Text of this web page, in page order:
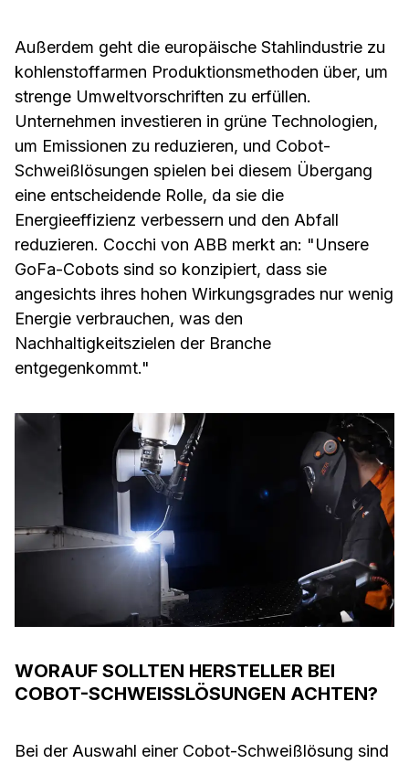
Außerdem geht die europäische Stahlindustrie zu
kohlenstoffarmen Produktionsmethoden über, um
strenge Umweltvorschriften zu erfüllen.
Unternehmen investieren in grüne Technologien,
um Emissionen zu reduzieren, und Cobot-
Schweißlösungen spielen bei diesem Übergang
eine entscheidende Rolle, da sie die
Energieeffizienz verbessern und den Abfall
reduzieren. Cocchi von ABB merkt an: "Unsere
GoFa-Cobots sind so konzipiert, dass sie
angesichts ihres hohen Wirkungsgrades nur wenig
Energie verbrauchen, was den
Nachhaltigkeitszielen der Branche
entgegenkommt."
WORAUF SOLLTEN HERSTELLER BEI
COBOT-SCHWEISSLÖSUNGEN ACHTEN?
Bei der Auswahl einer Cobot-Schweißlösung sind